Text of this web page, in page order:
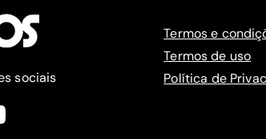
sociais
Termos e
Termos de uso
Política de